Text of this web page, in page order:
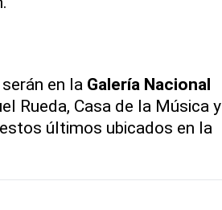
en la Galería Nacional
Rueda, Casa de la Música y
últimos ubicados en la